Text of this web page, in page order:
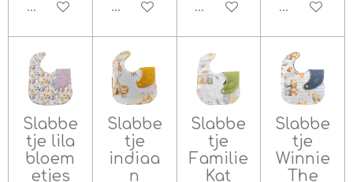
In winkelwagenIn winkelwagenIn winkelwagen
In
Slabbe
tje lila
bloem
etjes
Slabbe
tje
indiaa
n
Slabbe
tje
Familie
Kat
Slabbe
tje
Winnie
The